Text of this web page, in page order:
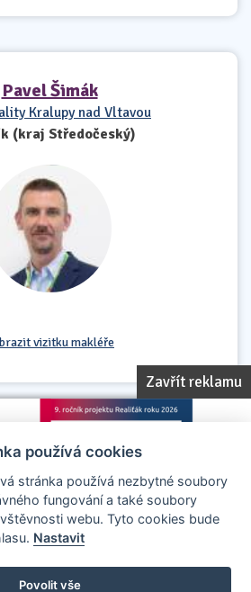
Zavřít reklamu
Pavel Šimák
Kralupy nad Vltavou
(kraj Středočeský)
vizitku makléře
vytvořeny v iD-SIGN
používá cookies
stránka používá nezbytné soubory
fungování a také soubory
webu. Tyto cookies bude
Nastavit
Povolit vše